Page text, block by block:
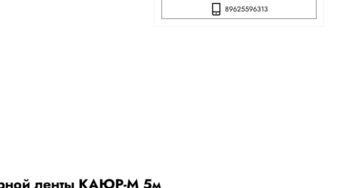
89625596313